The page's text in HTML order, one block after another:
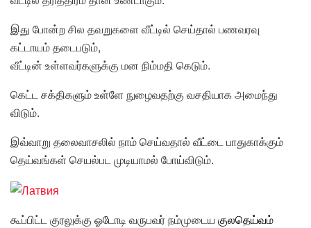
இது போன்ற சில தவறுகளை வீட்டில் செய்தால் பணவரவு
கட்டாயம் தடைபடும்,
வீட்டின் உள்ளவர்களுக்கு மன நிம்மதி கெடும்.
கெட்ட சக்திகளும் உள்ளே நுழைவதற்கு வசதியாக அமைந்து
விடும்.
இவ்வாறு தலைவாசலில் நாம் செய்வதால் வீட்டை பாதுகாக்கும்
தெய்வங்கள் செயல்பட முடியாமல் போய்விடும்.
கூப்பிட்ட குரலுக்கு ஓடோடி வருபவர் நம்முடைய குலதெய்வம்